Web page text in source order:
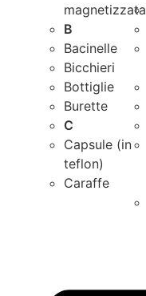
magnetizzata
B
Bacinelle
Bicchieri
Bottiglie
Burette
C
Capsule (in
teflon)
Caraffe